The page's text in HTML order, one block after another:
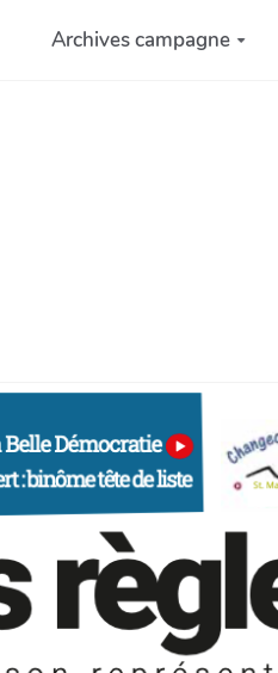
Archives campagne